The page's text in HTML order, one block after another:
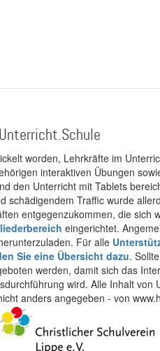
worden, Lehrkräfte im
interaktiven Übungen
den Unterricht mit Tablets
schädigendem Traffic wurde
entgegenzukommen, die
eingerichtet.
Für alle
Sie eine Übersicht dazu.
werden, damit sich das
wird. Alle Inhalt
anders angegeben - von